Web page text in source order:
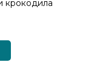
крокодила